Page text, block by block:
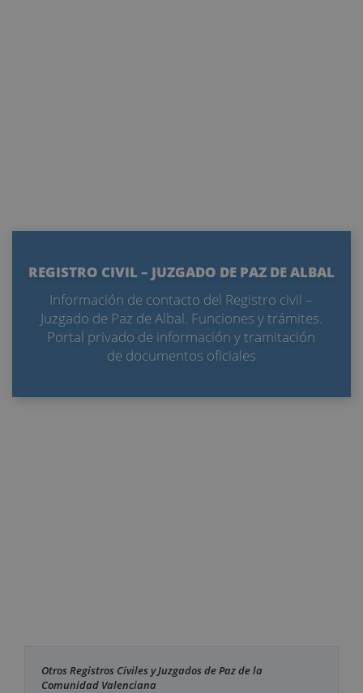
REGISTRO CIVIL – JUZGADO DE PAZ DE ALBAL
Información de contacto del Registro civil –
Juzgado de Paz de Albal. Funciones y trámites.
Portal privado de información y tramitación
de documentos oficiales
Otros Registros Civiles y Juzgados de Paz de la
Comunidad Valenciana